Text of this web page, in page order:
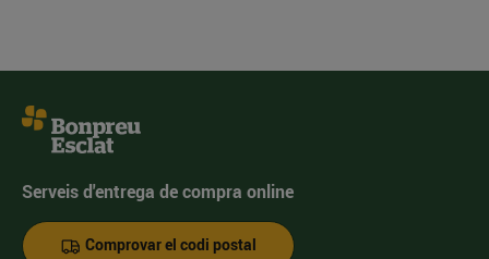
Serveis d'entrega de compra online
Comprovar el codi postal